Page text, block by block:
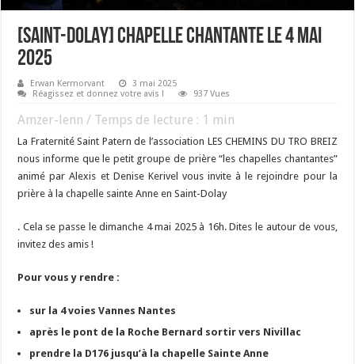
[SAINT-DOLAY] Chapelle Chantante le 4 mai
2025
Erwan Kermorvant
3 mai 2025
Réagissez et donnez votre avis !
937 Vues
Amzer-lenn / Temps de lecture : 1 min
La Fraternité Saint Patern de l’association LES CHEMINS DU TRO BREIZ
nous informe que le petit groupe de prière “les chapelles chantantes”
animé par Alexis et Denise Kerivel vous invite à le rejoindre pour la
prière à la chapelle sainte Anne en Saint-Dolay
. Cela se passe le dimanche 4 mai 2025 à 16h. Dites le autour de vous,
invitez des amis !
Pour vous y rendre :
sur la 4 voies Vannes Nantes
après le pont de la Roche Bernard sortir vers Nivillac
prendre la D176 jusqu’à la chapelle Sainte Anne